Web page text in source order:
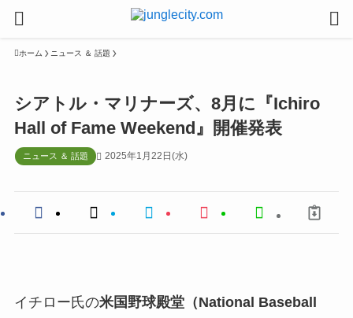
ホーム ニュース ＆ 話題
シアトル・マリナーズ、8月に『Ichiro
Hall of Fame Weekend』開催発表
ニュース ＆ 話題 2025年1月22日(水)
イチロー氏の米国野球殿堂（National Baseball